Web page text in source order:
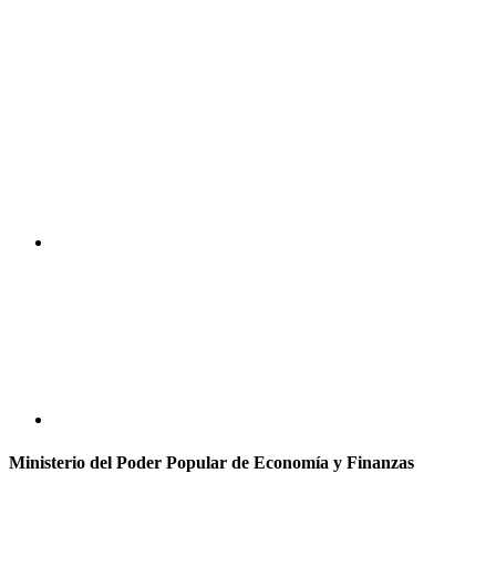
Ministerio del Poder Popular de Economía y Finanzas